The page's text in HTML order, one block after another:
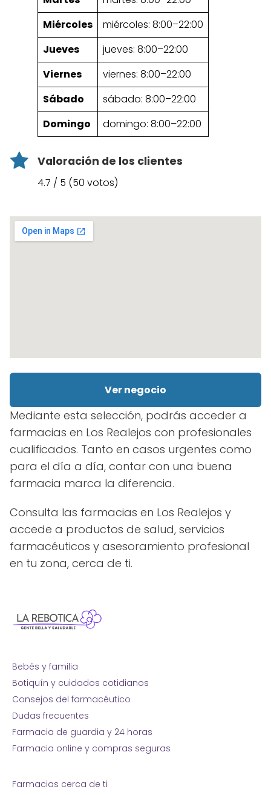
Miércoles
miércoles: 8:00–22:00
Jueves
jueves: 8:00–22:00
Viernes
viernes: 8:00–22:00
Sábado
sábado: 8:00–22:00
Domingo
domingo: 8:00–22:00
Valoración de los clientes
4.7 / 5 (50 votos)
Ver negocio
Mediante esta selección, podrás acceder a
farmacias en Los Realejos con profesionales
cualificados. Tanto en casos urgentes como
para el día a día, contar con una buena
farmacia marca la diferencia.
Consulta las farmacias en Los Realejos y
accede a productos de salud, servicios
farmacéuticos y asesoramiento profesional
en tu zona, cerca de ti.
Bebés y familia
Botiquín y cuidados cotidianos
Consejos del farmacéutico
Dudas frecuentes
Farmacia de guardia y 24 horas
Farmacia online y compras seguras
Farmacias cerca de ti